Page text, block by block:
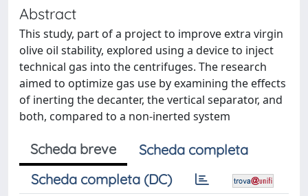
Abstract
This study, part of a project to improve extra virgin
olive oil stability, explored using a device to inject
technical gas into the centrifuges. The research
aimed to optimize gas use by examining the effects
of inerting the decanter, the vertical separator, and
both, compared to a non-inerted system
Scheda breve
Scheda completa
Scheda completa (DC)